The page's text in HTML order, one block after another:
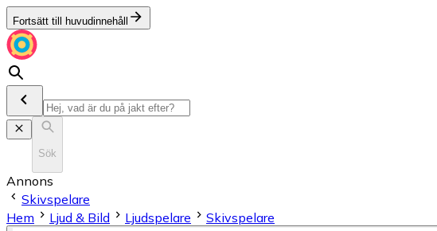
Fortsätt till huvudinnehåll
Sök
Annons
Skivspelare
Hem
Ljud & Bild Ljudspelare Skivspelare